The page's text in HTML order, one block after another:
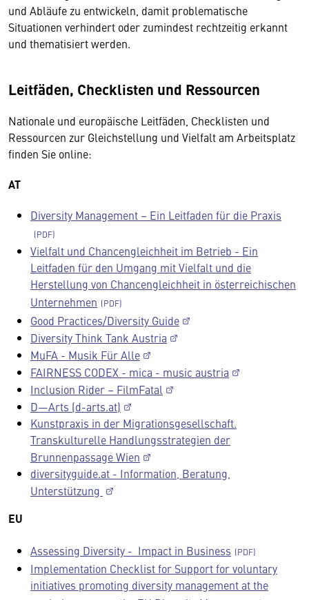
und Abläufe zu entwickeln, damit problematische
Situationen verhindert oder zumindest rechtzeitig erkannt
und thematisiert werden.
Leitfäden, Checklisten und Ressourcen
Nationale und europäische Leitfäden, Checklisten und
Ressourcen zur Gleichstellung und Vielfalt am Arbeitsplatz
finden Sie online:
AT
Diversity Management – Ein Leitfaden für die Praxis
Vielfalt und Chancengleichheit im Betrieb - Ein
Leitfaden für den Umgang mit Vielfalt und die
Herstellung von Chancengleichheit in österreichischen
Unternehmen
Good Practices/Diversity Guide
Diversity Think Tank Austria
MuFA - Musik Für Alle
FAIRNESS CODEX - mica - music austria
Inclusion Rider – FilmFatal
D—Arts (d-arts.at)
Kunstpraxis in der Migrationsgesellschaft.
Transkulturelle Handlungsstrategien der
Brunnenpassage Wien
diversityguide.at - Information, Beratung,
Unterstützung
EU
Assessing Diversity - Impact in Business
Implementation Checklist for Support for voluntary
initiatives promoting diversity management at the